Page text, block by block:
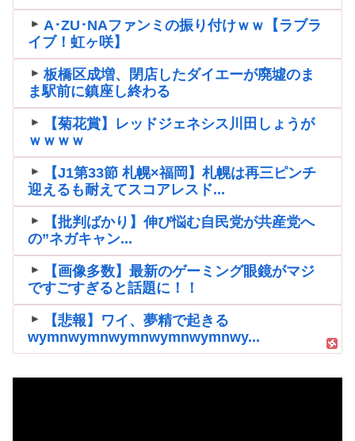
A･ZU･NAファンミの振り付けｗｗ【ラブラ
イブ！虹ヶ咲】
板橋区成増、閉店したダイエーが廃墟のま
ま駅前に鎮座し終わる
【菊花賞】レッドジェネシス川田しょうが
ｗｗｗｗ
【J1第33節 札幌×福岡】札幌は再三ピンチ
迎えるも耐えてスコアレスド...
【批判ばかり】伸び悩む自民党が共産党へ
の”ネガキャン...
【画像多数】最新のゲーミング眼鏡がマジ
ですごすぎると話題に！！
【悲報】ワイ、夢精で起きる
wymnwymnwymnwymnwymnwy...